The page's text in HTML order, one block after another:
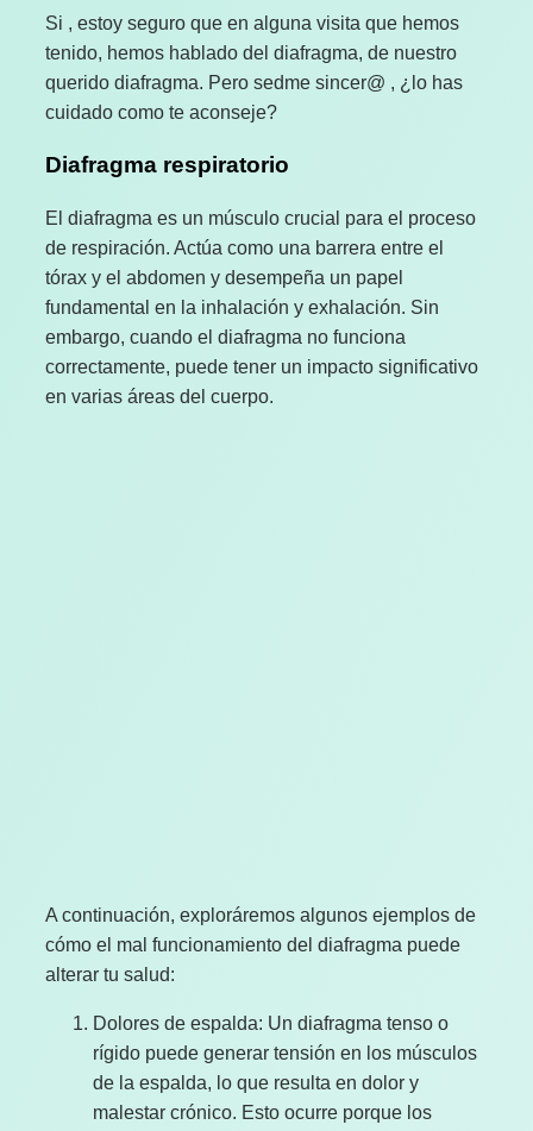
Si , estoy seguro que en alguna visita que hemos
tenido, hemos hablado del diafragma, de nuestro
querido diafragma. Pero sedme sincer@ , ¿lo has
cuidado como te aconseje?
Diafragma respiratorio
El diafragma es un músculo crucial para el proceso
de respiración. Actúa como una barrera entre el
tórax y el abdomen y desempeña un papel
fundamental en la inhalación y exhalación. Sin
embargo, cuando el diafragma no funciona
correctamente, puede tener un impacto significativo
en varias áreas del cuerpo.
A continuación, exploráremos algunos ejemplos de
cómo el mal funcionamiento del diafragma puede
alterar tu salud:
Dolores de espalda: Un diafragma tenso o
rígido puede generar tensión en los músculos
de la espalda, lo que resulta en dolor y
malestar crónico. Esto ocurre porque los